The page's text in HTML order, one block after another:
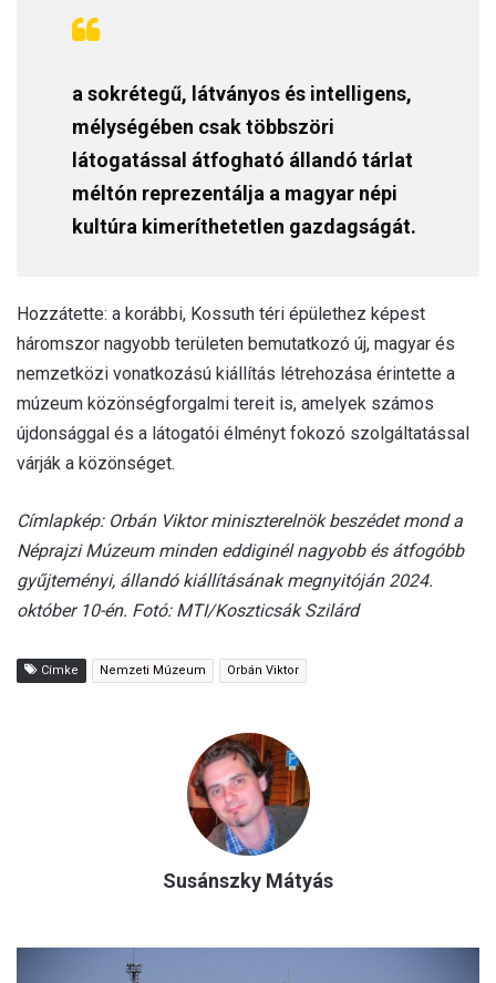
a sokrétegű, látványos és intelligens,
mélységében csak többszöri
látogatással átfogható állandó tárlat
méltón reprezentálja a magyar népi
kultúra kimeríthetetlen gazdagságát.
Hozzátette: a korábbi, Kossuth téri épülethez képest
háromszor nagyobb területen bemutatkozó új, magyar és
nemzetközi vonatkozású kiállítás létrehozása érintette a
múzeum közönségforgalmi tereit is, amelyek számos
újdonsággal és a látogatói élményt fokozó szolgáltatással
várják a közönséget.
Címlapkép: Orbán Viktor miniszterelnök beszédet mond a
Néprajzi Múzeum minden eddiginél nagyobb és átfogóbb
gyűjteményi, állandó kiállításának megnyitóján 2024.
október 10-én. Fotó: MTI/Koszticsák Szilárd
Címke Nemzeti Múzeum Orbán Viktor
Susánszky Mátyás